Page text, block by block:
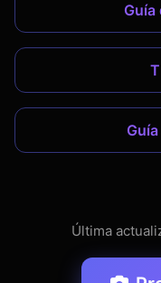
Guía
Última